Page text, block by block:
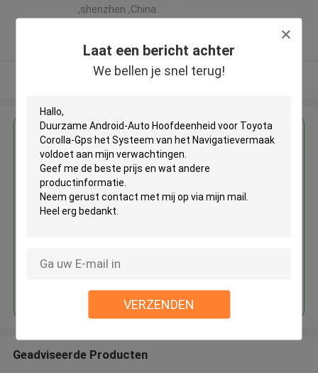
Laat een bericht achter
We bellen je snel terug!
VERZENDEN
,shenzhen ,China
Geverifieerde Leverancier
Bekijk meer
Krijg de beste prijs voor
Duurzame Android-Auto
Hoofdeenheid voor Toyota
Geadviseerde Producten